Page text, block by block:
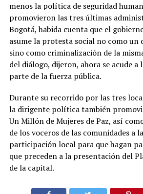
menos la política de seguridad
promovieron las tres últimas
Bogotá, habida cuenta que el
asume la protesta social no como un
sino como criminalización de la
del diálogo, dijeron, ahora se acude
parte de la fuerza pública.
Durante su recorrido por las tres
la dirigente política también
Un Millón de Mujeres de Paz, así
de los voceros de las comunidades a
participación local para que hagan
que preceden a la presentación del
de la capital.